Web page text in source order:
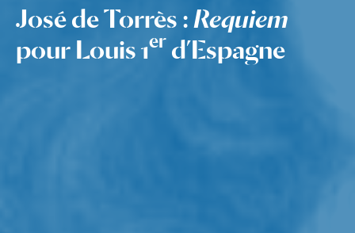
José de Torrès : Requiem
pour Louis 1er d’Espagne